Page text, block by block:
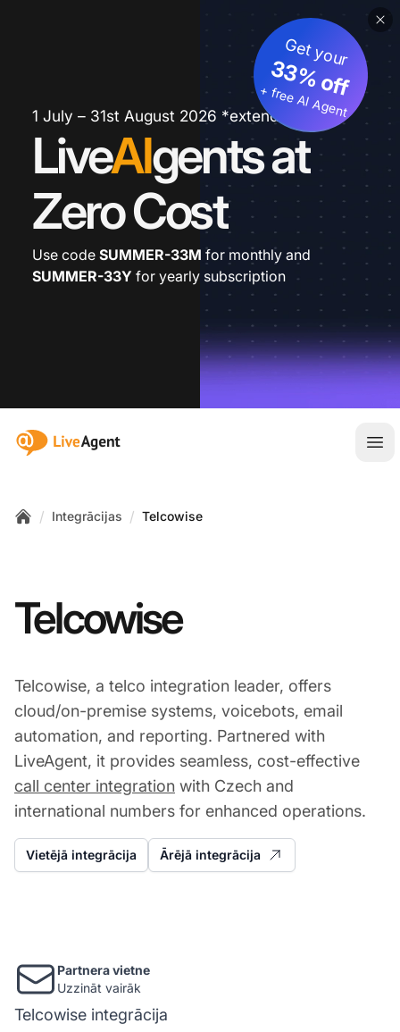
1 July – 31st August 2026 *extended
LiveAIgents at
Zero Cost
Get your
33% off
+ free AI Agent
Use code SUMMER-33M for monthly and
SUMMER-33Y for yearly subscription
:site.title
/ Integrācijas / Telcowise
Telcowise
Telcowise, a telco integration leader, offers
cloud/on-premise systems, voicebots, email
automation, and reporting. Partnered with
LiveAgent, it provides seamless, cost-effective
call center integration with Czech and
international numbers for enhanced operations.
Vietējā integrācija Ārējā integrācija
Partnera vietne
Uzzināt vairāk
Telcowise integrācija